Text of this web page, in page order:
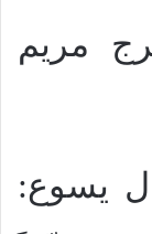
مريم
يسوع: